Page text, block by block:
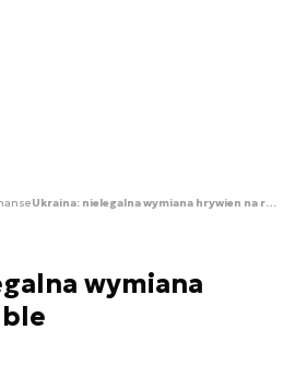
Ukraina: nielegalna wymiana hrywien na ruble
wymiana